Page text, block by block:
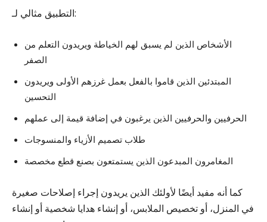
التطبيق مثالي لـ:
الأشخاص الذين لم يسبق لهم الخياطة ويريدون التعلم من
الصفر
المبتدئين الذين قاموا بالفعل بعمل غرزهم الأولى ويريدون
التحسين
الحرفيين والحرفيين الذين يرغبون في إضافة قيمة إلى عملهم
طلاب تصميم الأزياء والمنسوجات
المغامرون المبدعون الذين يستمتعون بصنع قطع مخصصة
كما أنه مفيد أيضًا لأولئك الذين يريدون إجراء إصلاحات صغيرة
في المنزل، أو تخصيص الملابس، أو إنشاء هدايا شخصية أو إنشاء